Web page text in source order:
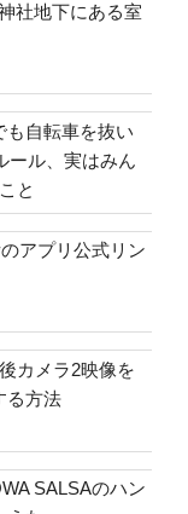
社地下にある室
も自転車を抜い
ール、実はみん
と
アプリ公式リン
カメラ2映像を
る方法
SALSAのハン